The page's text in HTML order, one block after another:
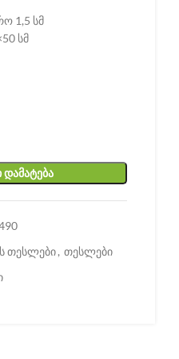
1,5 სმ
სმ
თესლები, თესლები